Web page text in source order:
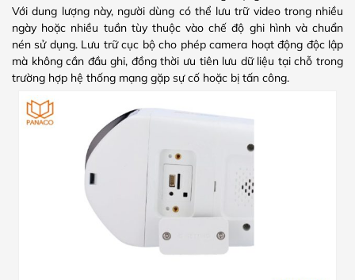
Với dung lượng này, người dùng có thể lưu trữ video trong nhiều
ngày hoặc nhiều tuần tùy thuộc vào chế độ ghi hình và chuẩn
nén sử dụng. Lưu trữ cục bộ cho phép camera hoạt động độc lập
mà không cần đầu ghi, đồng thời ưu tiên lưu dữ liệu tại chỗ trong
trường hợp hệ thống mạng gặp sự cố hoặc bị tấn công.